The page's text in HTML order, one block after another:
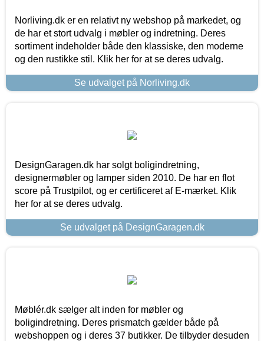
Norliving.dk er en relativt ny webshop på markedet, og
de har et stort udvalg i møbler og indretning. Deres
sortiment indeholder både den klassiske, den moderne
og den rustikke stil. Klik her for at se deres udvalg.
Se udvalget på Norliving.dk
DesignGaragen.dk har solgt boligindretning,
designermøbler og lamper siden 2010. De har en flot
score på Trustpilot, og er certificeret af E-mærket. Klik
her for at se deres udvalg.
Se udvalget på DesignGaragen.dk
Møblér.dk sælger alt inden for møbler og
boligindretning. Deres prismatch gælder både på
webshoppen og i deres 37 butikker. De tilbyder desuden